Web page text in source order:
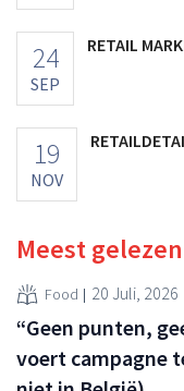
24
SEP
RETAIL
19
NOV
Meest gelezen
Food 20 Juli, 2026
“Geen punten,
voert campagne